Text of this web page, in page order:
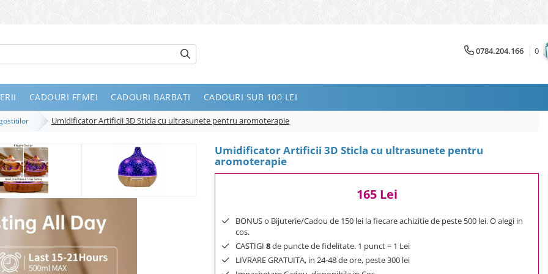
0784.204.166 0
CADOURI FEMEI CADOURI BARBATI CADOURI SUB 100 LEI
Umidificator Artificii 3D Sticla cu ultrasunete pentru aromoterapie
Umidificator Artificii 3D Sticla cu ultrasunete pentru
aromoterapie
165 Lei
BONUS o Bijuterie/Cadou de 150 lei la fiecare achizitie de peste 500 lei. O alegi in
cos.
CASTIGI 8de puncte de fidelitate. 1 punct = 1 Lei
LIVRARE GRATUITA, in 24-48 de ore, peste 300 lei